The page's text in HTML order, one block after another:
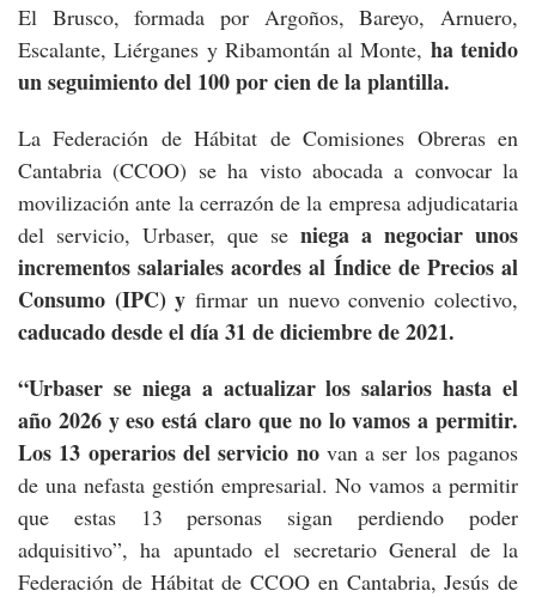
El Brusco, formada por Argoños, Bareyo, Arnuero,
Escalante, Liérganes y Ribamontán al Monte, ha tenido
un seguimiento del 100 por cien de la plantilla.
La Federación de Hábitat de Comisiones Obreras en
Cantabria (CCOO) se ha visto abocada a convocar la
movilización ante la cerrazón de la empresa adjudicataria
del servicio, Urbaser, que se niega a negociar unos
incrementos salariales acordes al Índice de Precios al
Consumo (IPC) y firmar un nuevo convenio colectivo,
caducado desde el día 31 de diciembre de 2021.
“Urbaser se niega a actualizar los salarios hasta el
año 2026 y eso está claro que no lo vamos a permitir.
Los 13 operarios del servicio novan a ser los paganos
de una nefasta gestión empresarial. No vamos a permitir
que estas 13 personas sigan perdiendo poder
adquisitivo”, ha apuntado el secretario General de la
Federación de Hábitat de CCOO en Cantabria, Jesús de